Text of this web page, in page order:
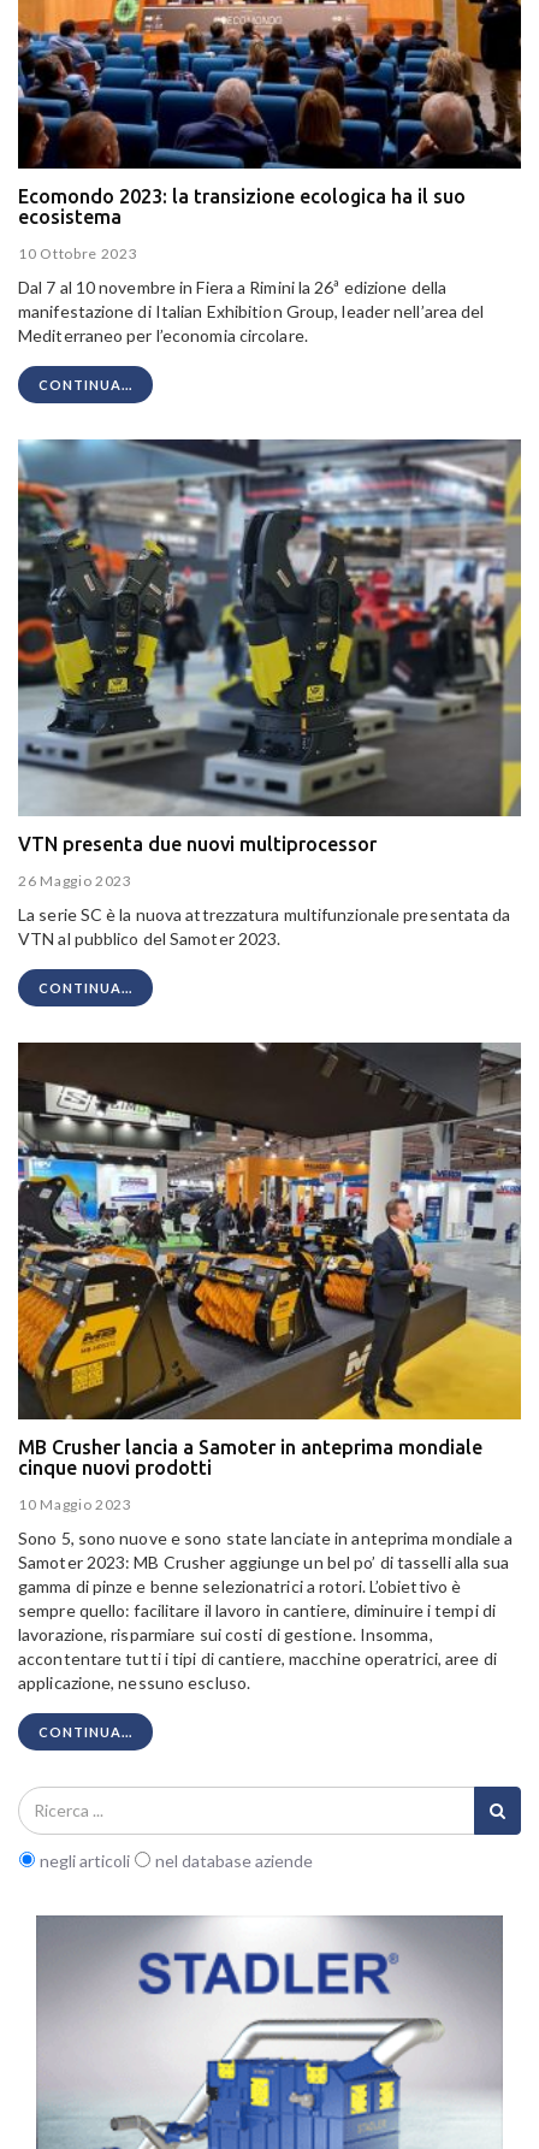
Ecomondo 2023: la transizione ecologica ha il suo
ecosistema
10 Ottobre 2023
Dal 7 al 10 novembre in Fiera a Rimini la 26ª edizione della
manifestazione di Italian Exhibition Group, leader nell’area del
Mediterraneo per l’economia circolare.
CONTINUA...
VTN presenta due nuovi multiprocessor
26 Maggio 2023
La serie SC è la nuova attrezzatura multifunzionale presentata da
VTN al pubblico del Samoter 2023.
CONTINUA...
MB Crusher lancia a Samoter in anteprima mondiale
cinque nuovi prodotti
10 Maggio 2023
Sono 5, sono nuove e sono state lanciate in anteprima mondiale a
Samoter 2023: MB Crusher aggiunge un bel po’ di tasselli alla sua
gamma di pinze e benne selezionatrici a rotori. L’obiettivo è
sempre quello: facilitare il lavoro in cantiere, diminuire i tempi di
lavorazione, risparmiare sui costi di gestione. Insomma,
accontentare tutti i tipi di cantiere, macchine operatrici, aree di
applicazione, nessuno escluso.
CONTINUA...
negli articoli nel database aziende